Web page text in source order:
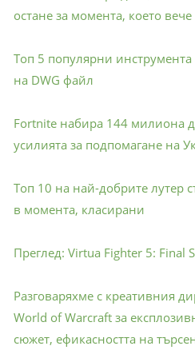
остане за момента, което
Топ 5 популярни инструмента
на DWG файл
Fortnite набира 144 милиона
усилията за подпомагане на
Топ 10 на най-добрите лутер
в момента, класирани
Преглед: Virtua Fighter 5: Final
Разговаряхме с креативния
World of Warcraft за
сюжет, ефикасността на